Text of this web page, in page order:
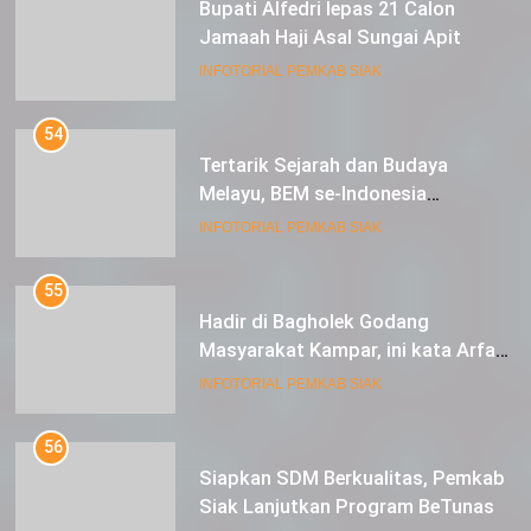
Bupati Alfedri lepas 21 Calon
Jamaah Haji Asal Sungai Apit
INFOTORIAL PEMKAB SIAK
54
Tertarik Sejarah dan Budaya
Melayu, BEM se-Indonesia
Berkunjung ke Kabupaten Siak
INFOTORIAL PEMKAB SIAK
55
Hadir di Bagholek Godang
Masyarakat Kampar, ini kata Arfan
Usman
INFOTORIAL PEMKAB SIAK
56
Siapkan SDM Berkualitas, Pemkab
Siak Lanjutkan Program BeTunas